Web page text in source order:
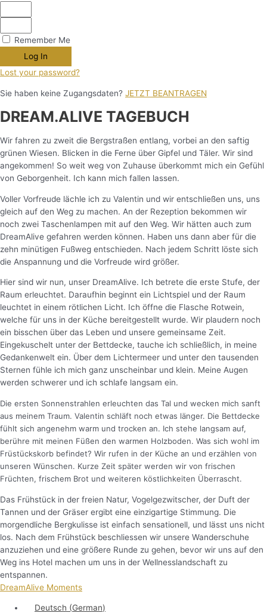
Remember Me
Log In
Lost your password?
Sie haben keine Zugangsdaten? JETZT BEANTRAGEN
DREAM.ALIVE TAGEBUCH
Wir fahren zu zweit die Bergstraßen entlang, vorbei an den saftig
grünen Wiesen. Blicken in die Ferne über Gipfel und Täler. Wir sind
angekommen! So weit weg von Zuhause überkommt mich ein Gefühl
von Geborgenheit. Ich kann mich fallen lassen.
Voller Vorfreude lächle ich zu Valentin und wir entschließen uns, uns
gleich auf den Weg zu machen. An der Rezeption bekommen wir
noch zwei Taschenlampen mit auf den Weg. Wir hätten auch zum
DreamAlive gefahren werden können. Haben uns dann aber für die
zehn minütigen Fußweg entschieden. Nach jedem Schritt löste sich
die Anspannung und die Vorfreude wird größer.
Hier sind wir nun, unser DreamAlive. Ich betrete die erste Stufe, der
Raum erleuchtet. Daraufhin beginnt ein Lichtspiel und der Raum
leuchtet in einem rötlichen Licht. Ich öffne die Flasche Rotwein,
welche für uns in der Küche bereitgestellt wurde. Wir plaudern noch
ein bisschen über das Leben und unsere gemeinsame Zeit.
Eingekuschelt unter der Bettdecke, tauche ich schließlich, in meine
Gedankenwelt ein. Über dem Lichtermeer und unter den tausenden
Sternen fühle ich mich ganz unscheinbar und klein. Meine Augen
werden schwerer und ich schlafe langsam ein.
Die ersten Sonnenstrahlen erleuchten das Tal und wecken mich sanft
aus meinem Traum. Valentin schläft noch etwas länger. Die Bettdecke
fühlt sich angenehm warm und trocken an. Ich stehe langsam auf,
berühre mit meinen Füßen den warmen Holzboden. Was sich wohl im
Früstückskorb befindet? Wir rufen in der Küche an und erzählen von
unseren Wünschen. Kurze Zeit später werden wir von frischen
Früchten, frischem Brot und weiteren köstlichkeiten Überrascht.
Das Frühstück in der freien Natur, Vogelgezwitscher, der Duft der
Tannen und der Gräser ergibt eine einzigartige Stimmung. Die
morgendliche Bergkulisse ist einfach sensationell, und lässt uns nicht
los. Nach dem Frühstück beschliessen wir unsere Wanderschuhe
anzuziehen und eine größere Runde zu gehen, bevor wir uns auf den
Weg ins Hotel machen um uns in der Wellnesslandschaft zu
entspannen.
DreamAlive Moments
Deutsch (German)